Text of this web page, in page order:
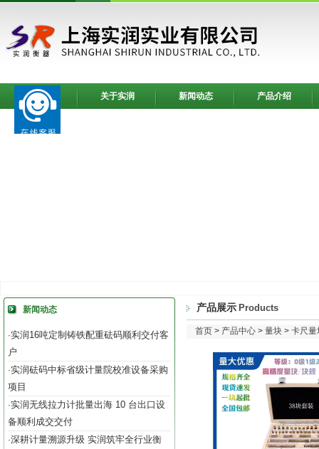
网站首页 关于实润 新闻动态 产品介绍
新闻动态
·实润16吨定制铸铁配重砝码顺利交付客
户
·实润砝码中标省级计量院校准设备采购
项目
·实润无线拉力计批量出海 10 台出口设
备顺利成交交付
·深耕计量溯源升级 实润筑牢全行业衡
产品展示 Products
首页 > 产品中心 > 量块 > 卡尺量